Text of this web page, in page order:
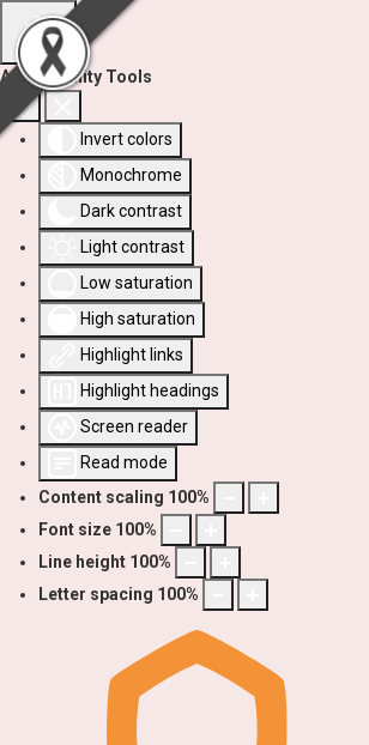
Accessibility Tools
Invert colors
Monochrome
Dark contrast
Light contrast
Low saturation
High saturation
Highlight links
Highlight headings
Screen reader
Read mode
Content scaling 100%
Font size 100%
Line height 100%
Letter spacing 100%